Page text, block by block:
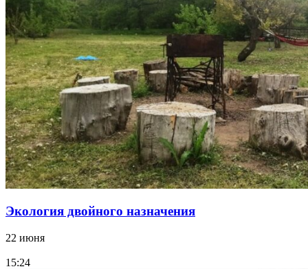
Экология двойного назначения
22 июня
15:24